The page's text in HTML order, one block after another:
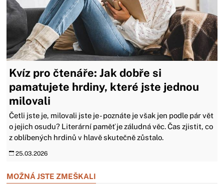
Kvíz pro čtenáře: Jak dobře si
pamatujete hrdiny, které jste jednou
milovali
Četli jste je, milovali jste je - poznáte je však jen podle pár vět
o jejich osudu? Literární paměť je záludná věc. Čas zjistit, co
z oblíbených hrdinů v hlavě skutečně zůstalo.
25.03.2026
MOŽNÁ JSTE ZMEŠKALI